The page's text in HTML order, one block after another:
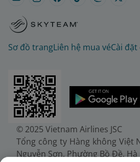
Sơ đồ trangLiên hệ mua véCài
© 2025 Vietnam Airlines JSC
Tổng công ty Hàng không Việt
Nguyễn Sơn, Phường Bồ Đề, Hà